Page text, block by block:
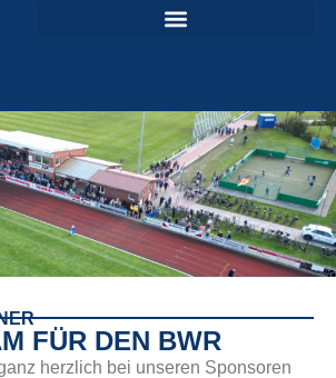
FÜR DEN BWR
herzlich bei unseren Sponsoren